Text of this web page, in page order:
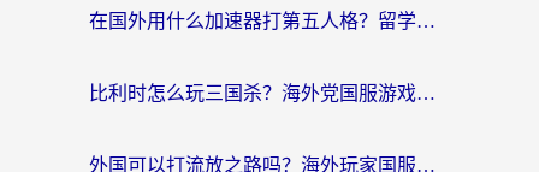
在国外用什么加速器打第五人格？留学生亲测：这6个功能才是关键！
比利时怎么玩三国杀？海外党国服游戏加速器终极指南（附问道CODOL优化方案）
外国可以打流放之路吗？海外玩家国服游戏畅玩终极指南（附实测推荐）